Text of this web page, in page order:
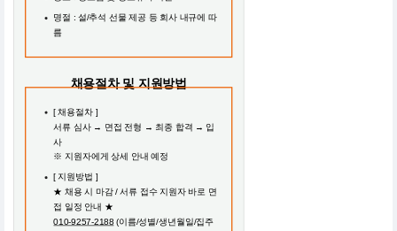
명절 : 설/추석 선물 제공 등 회사 내규에 따
름
채용절차 및 지원방법
[ 채용절차 ]
서류 심사 → 면접 전형 → 최종 합격 → 입
사
※ 지원자에게 상세 안내 예정
[ 지원방법 ]
★ 채용 시 마감 / 서류 접수 지원자 바로 면
접 일정 안내 ★
010-9257-2188 (이름/성별/생년월일/집주